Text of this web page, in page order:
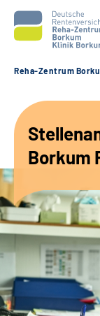
Unsere
Karriere
Sozialdienste &
Suche
Reha-Zentrum
Borkum